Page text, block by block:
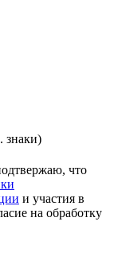
знаки)
что
и участия в
на обработку